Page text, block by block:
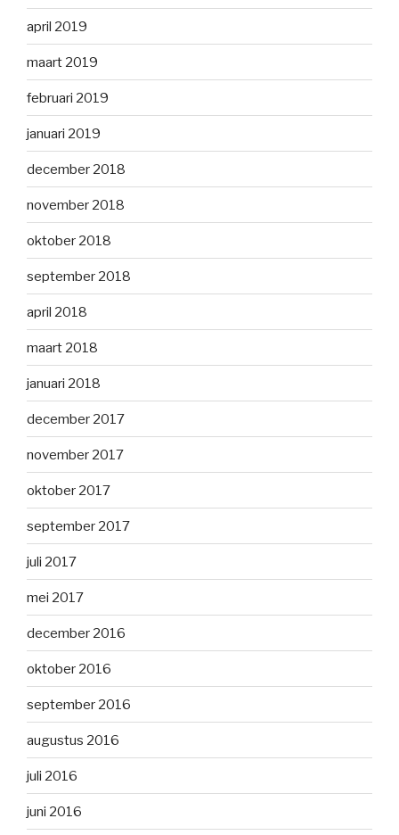
april 2019
maart 2019
februari 2019
januari 2019
december 2018
november 2018
oktober 2018
september 2018
april 2018
maart 2018
januari 2018
december 2017
november 2017
oktober 2017
september 2017
juli 2017
mei 2017
december 2016
oktober 2016
september 2016
augustus 2016
juli 2016
juni 2016